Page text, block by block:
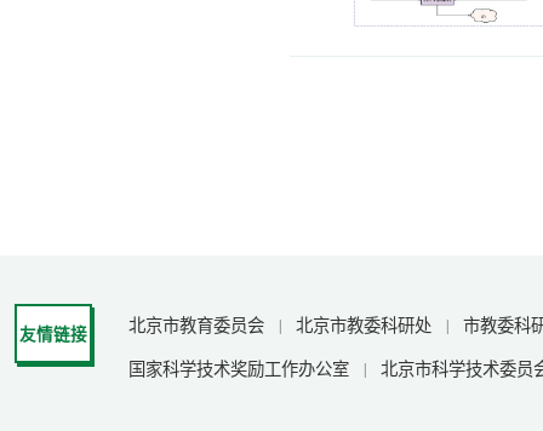
友情链接 北京市教育委员会 北京市教委科研处 市教委科
国家科学技术奖励工作办公室 北京市科学技术委员